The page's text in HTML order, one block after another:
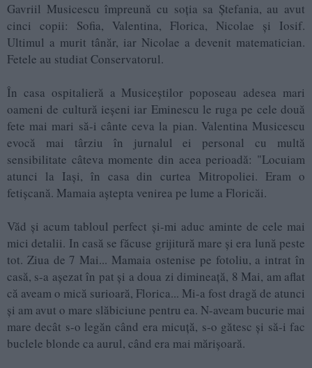
Gavriil Musicescu împreună cu soția sa Ștefania, au avut
cinci copii: Sofia, Valentina, Florica, Nicolae și Iosif.
Ultimul a murit tânăr, iar Nicolae a devenit matematician.
Fetele au studiat Conservatorul.
În casa ospitalieră a Musiceștilor poposeau adesea mari
oameni de cultură ieșeni iar Eminescu le ruga pe cele două
fete mai mari să-i cânte ceva la pian. Valentina Musicescu
evocă mai târziu în jurnalul ei personal cu multă
sensibilitate câteva momente din acea perioadă: "Locuiam
atunci la Iași, în casa din curtea Mitropoliei. Eram o
fetișcană. Mamaia aștepta venirea pe lume a Floricăi.
Văd și acum tabloul perfect și-mi aduc aminte de cele mai
mici detalii. In casă se făcuse grijitură mare și era lună peste
tot. Ziua de 7 Mai... Mamaia ostenise pe fotoliu, a intrat în
casă, s-a așezat în pat și a doua zi dimineață, 8 Mai, am aflat
că aveam o mică surioară, Florica... Mi-a fost dragă de atunci
și am avut o mare slăbiciune pentru ea. N-aveam bucurie mai
mare decât s-o legăn când era micuță, s-o gătesc și să-i fac
buclele blonde ca aurul, când era mai mărișoară.